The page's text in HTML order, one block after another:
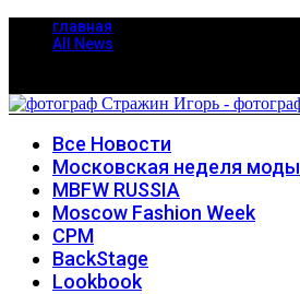
главная
All News
Все Новости
Московская неделя моды
MBFW RUSSIA
Moscow Fashion Week
CPM
BackStage
Lookbook